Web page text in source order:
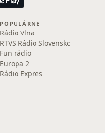
POPULÁRNE
Rádio Vlna
RTVS Rádio Slovensko
Fun rádio
Europa 2
Rádio Expres